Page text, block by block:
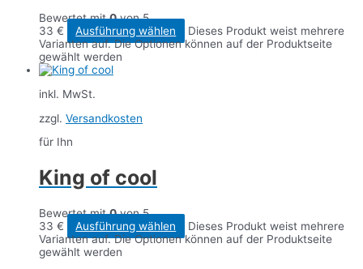
Bewertet mit0von 5
33 € Ausführung wählen
Dieses Produkt weist mehrere
Varianten auf. Die Optionen können auf der Produktseite
gewählt werden
inkl. MwSt.
zzgl. Versandkosten
für Ihn
King of cool
Bewertet mit0von 5
33 € Ausführung wählen
Dieses Produkt weist mehrere
Varianten auf. Die Optionen können auf der Produktseite
gewählt werden